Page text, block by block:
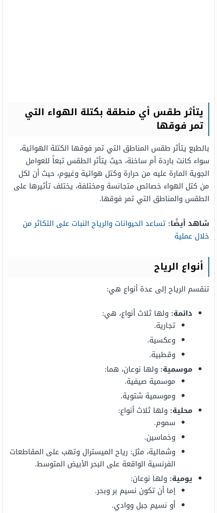
يتأثر طقس أي منطقة بكتلة الهواء التي
تمر فوقها
بالطبع يتأثر طقس المناطق التي تمر فوقها الكتلة الهوائية،
سواء كانت باردة أم ساخنة، حيث يتأثر الطقس تبعاً للعوامل
الجوية المارة عليه من حرارة وكتل هوائية وغيوم، حيث أن لكل
من كتل الهواء خصائص متجانسة ومختلفة، يختلف تأثيرها على
الطقس والمناطق التي تمر فوقها.
شاهد أيضًا: تساعد الحيوانات والرياح النبات على التكاثر من
خلال عملية
أنواع الرياح
تنقسم الرياح إلى عدة أنواع هي:
دائمة: ولها ثلاث أنواع، هي:
تجارية.
وعكسية.
وقطبية.
موسمية: ولها نوعان، هما:
موسمية صيفية.
وموسمية شتوية.
محلية: ولها ثلاث أنواع:
سموم.
وخماسين.
وشمالية، مثل: رياح الميسترال وتهب على المقاطعات
الفرنسية الواقعة على البحر الأبيض المتوسط.
يومية: ولها نوعان:
إما أن تكون نسيم بر وبحر.
أو نسيم جبل ووادي.